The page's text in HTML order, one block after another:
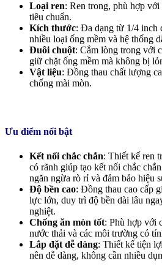
Loại ren: Ren trong, phù hợp
tiêu chuẩn.
Kích thước: Đa dạng từ 1/4 inch
nhiều loại ống mềm và hệ thống
Đuôi chuột: Cắm lòng trong với
giữ chặt ống mềm mà không bị
Vật liệu: Đồng thau chất lượng
chống mài mòn.
Ưu điểm nổi bật
Kết nối chắc chắn: Thiết kế ren
có rãnh giúp tạo kết nối chắc
ngăn ngừa rò rỉ và đảm bảo hiệu
Độ bền cao: Đồng thau cao cấp
lực lớn, duy trì độ bền dài lâu
nghiệt.
Chống ăn mòn tốt: Phù hợp với
nước thải và các môi trường có
Lắp đặt dễ dàng: Thiết kế tiện
nên dễ dàng, không cần nhiều